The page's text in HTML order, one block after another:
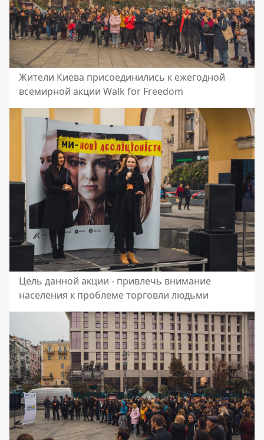
Жители Киева присоединились к ежегодной
всемирной акции Walk for Freedom
Цель данной акции - привлечь внимание
населения к проблеме торговли людьми